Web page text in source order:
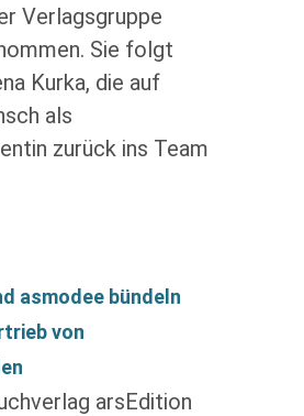
Verlagsgruppe
Sie folgt
Kurka, die auf
als
zurück ins Team
asmodee bündeln
von
arsEdition